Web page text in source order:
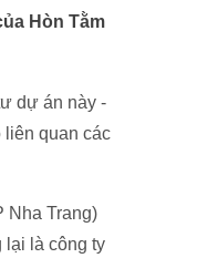
Hòn Tằm
dự án này -
liên quan các
Nha Trang)
lại là công ty